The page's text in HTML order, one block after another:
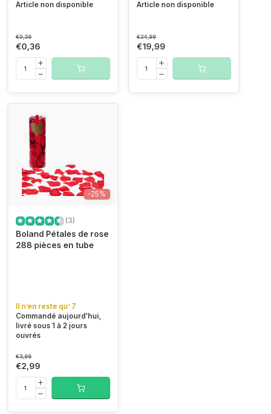
Article non disponible
€0,39
€0,36
Article non disponible
€24,99
€19,99
-25%
(3)
Boland Pétales de rose
288 pièces en tube
Il n’en reste qu’ 7
Commandé aujourd'hui,
livré sous 1 à 2 jours
ouvrés
€3,99
€2,99